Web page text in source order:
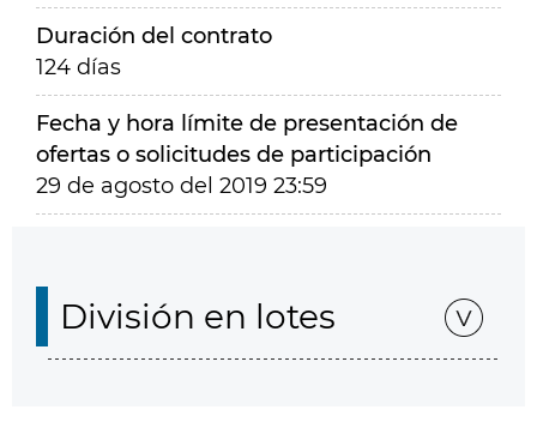
Duración del contrato
124 días
Fecha y hora límite de presentación de
ofertas o solicitudes de participación
29 de agosto del 2019 23:59
División en lotes